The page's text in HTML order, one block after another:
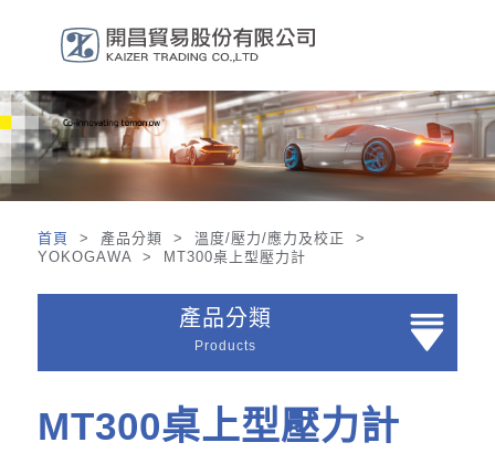
首頁
> 產品分類 > 溫度/壓力/應力及校正 >
YOKOGAWA > MT300桌上型壓力計
產品分類
Products
MT300桌上型壓力計